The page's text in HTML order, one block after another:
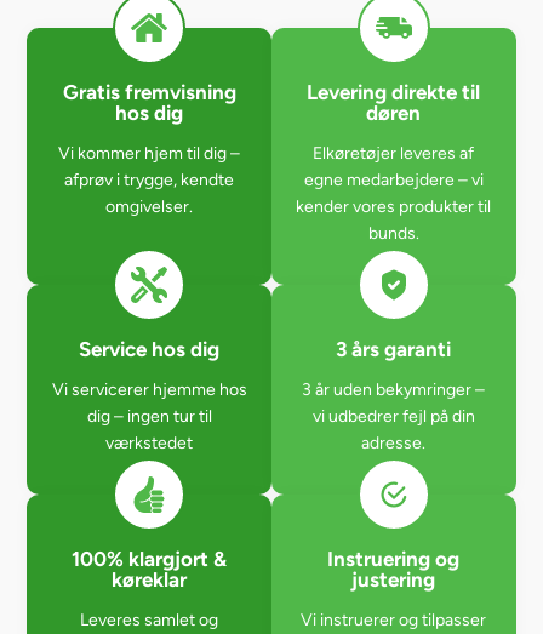
Gratis fremvisning
hos dig
Vi kommer hjem til dig –
afprøv i trygge, kendte
omgivelser.
Levering direkte til
døren
Elkøretøjer leveres af
egne medarbejdere – vi
kender vores produkter til
bunds.
Service hos dig
Vi servicerer hjemme hos
dig – ingen tur til
værkstedet
3 års garanti
3 år uden bekymringer –
vi udbedrer fejl på din
adresse.
100% klargjort &
køreklar
Leveres samlet og
Instruering og
justering
Vi instruerer og tilpasser